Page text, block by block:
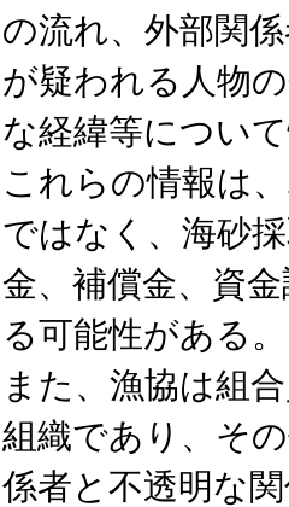
の流れ、外部関
が疑われる人物
な経緯等につい
これらの情報は
ではなく、海砂
金、補償金、資
る可能性がある。
また、漁協は組
組織であり、そ
係者と不透明な